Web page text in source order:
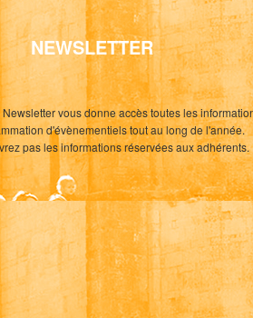
NEWSLETTER
vous donne accès toutes les
d'évènementiels tout au long de l'année.
pas les informations réservées aux adhérents.